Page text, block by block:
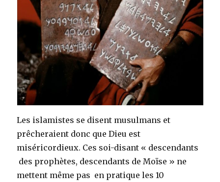
Les islamistes se disent musulmans et
prêcheraient donc que Dieu est
miséricordieux. Ces soi-disant « descendants
des prophètes, descendants de Moïse » ne
mettent même pas en pratique les 10